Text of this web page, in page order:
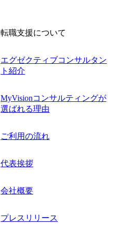
転職支援について
エグゼクティブコンサルタン
ト紹介
MyVisionコンサルティングが
選ばれる理由
ご利用の流れ
代表挨拶
会社概要
プレスリリース